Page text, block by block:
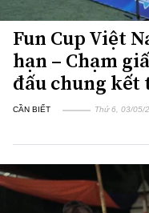
Fun Cup Việt
hạn – Chạm
đấu chung kết
CẦN BIẾT Thứ 6, 03/05/